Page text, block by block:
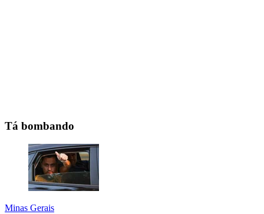
Tá bombando
Minas Gerais